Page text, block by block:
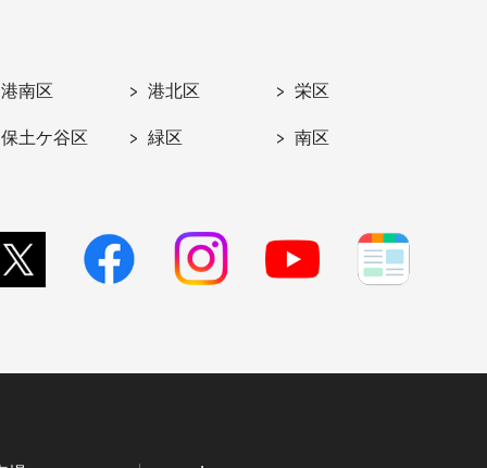
港南区 港北区 栄区
保土ケ谷区 緑区 南区